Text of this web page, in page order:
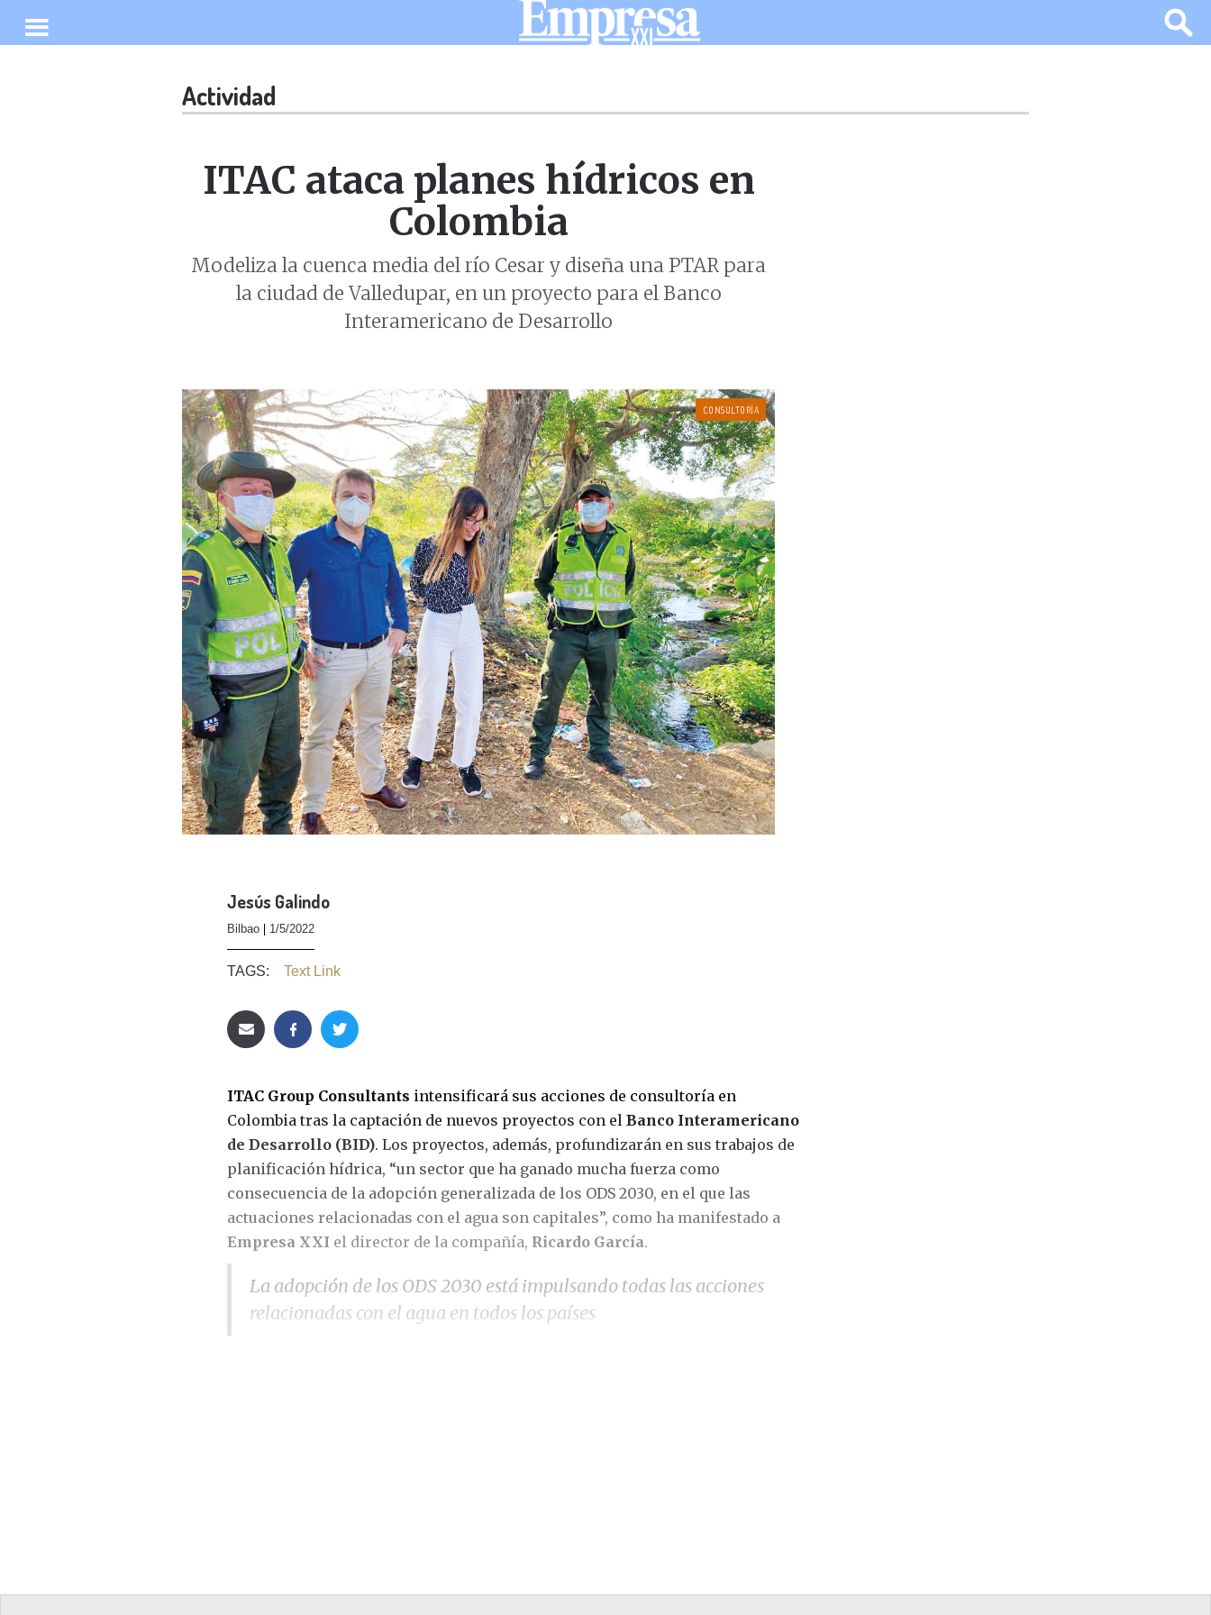
Actividad
ITAC ataca planes hídricos en
Colombia
Modeliza la cuenca media del río Cesar y diseña una PTAR para
la ciudad de Valledupar, en un proyecto para el Banco
Interamericano de Desarrollo
CONSULTORÍA
Jesús Galindo
Bilbao 1/5/2022
TAGS: Text Link
ITAC Group Consultants intensificará sus acciones de consultoría en
Colombia tras la captación de nuevos proyectos con el Banco Interamericano
de Desarrollo (BID). Los proyectos, además, profundizarán en sus trabajos de
planificación hídrica, “un sector que ha ganado mucha fuerza como
consecuencia de la adopción generalizada de los ODS 2030, en el que las
actuaciones relacionadas con el agua son capitales”, como ha manifestado a
Empresa XXI el director de la compañía, Ricardo García.
La adopción de los ODS 2030 está impulsando todas las acciones
relacionadas con el agua en todos los países
Ricardo García destaca que el trabajo del río Cesar incluye la modelización de